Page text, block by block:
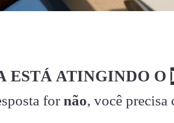
ESTÁ ATINGINDO O
for não, você precisa